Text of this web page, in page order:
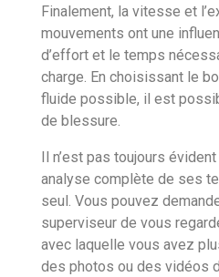
Finalement, la vitesse et
mouvements ont une
d’effort et le temps
charge. En choisissant le
fluide possible, il est
de blessure.
Il n’est pas toujours
analyse complète de ses
seul. Vous pouvez
superviseur de vous
avec laquelle vous avez
des photos ou des vidéos